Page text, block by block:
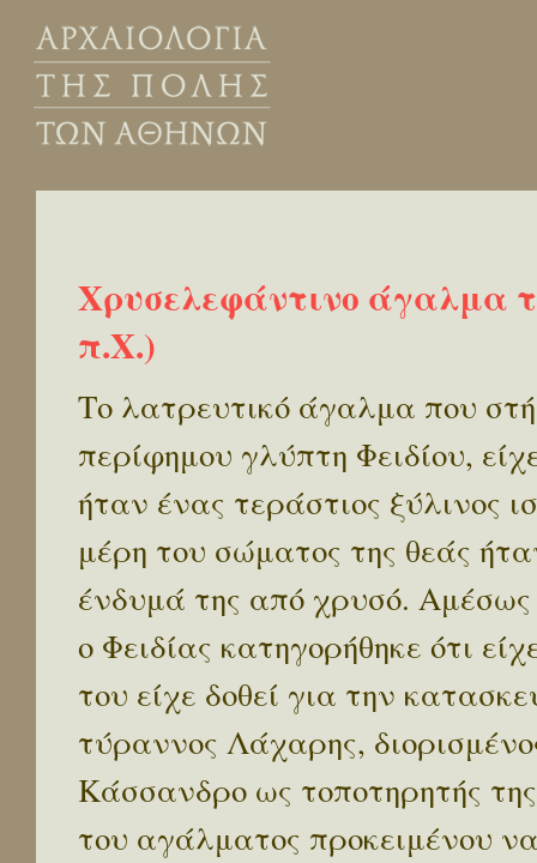
Χρυσελεφάντινο άγαλμα
π.Χ.)
Το λατρευτικό άγαλμα που
περίφημου γλύπτη Φειδίου,
ήταν ένας τεράστιος ξύλινος
μέρη του σώματος της θεάς
ένδυμά της από χρυσό.
ο Φειδίας κατηγορήθηκε ότι
του είχε δοθεί για την
τύραννος Λάχαρης,
Κάσσανδρο ως τοποτηρητής
του αγάλματος προκειμένου